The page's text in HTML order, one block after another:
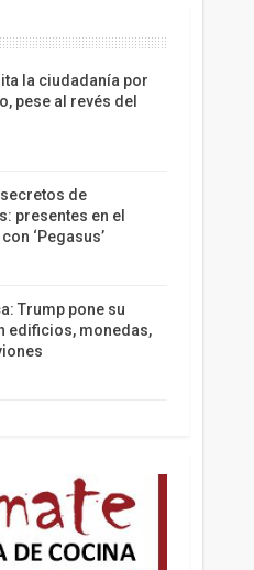
la ciudadanía por
pese al revés del
de
presentes en el
‘Pegasus’
Trump pone su
edificios, monedas,